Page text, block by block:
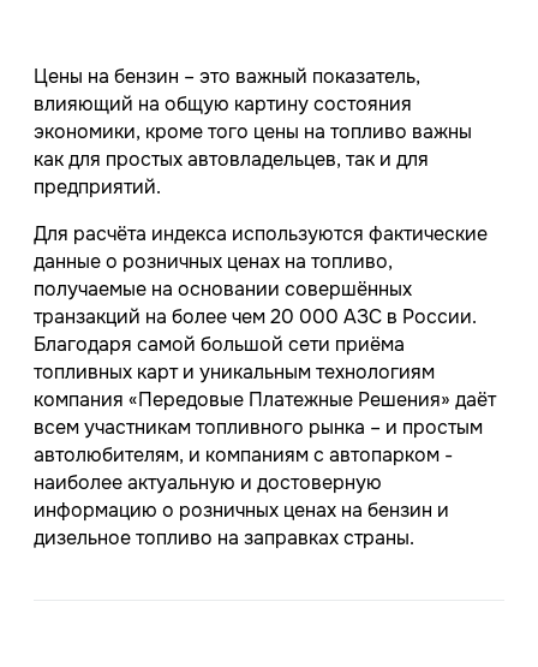
Цены на бензин – это важный показатель,
влияющий на общую картину состояния
экономики, кроме того цены на топливо важны
как для простых автовладельцев, так и для
предприятий.
Для расчёта индекса используются фактические
данные о розничных ценах на топливо,
получаемые на основании совершённых
транзакций на более чем 20 000 АЗС в России.
Благодаря самой большой сети приёма
топливных карт и уникальным технологиям
компания «Передовые Платежные Решения» даёт
всем участникам топливного рынка – и простым
автолюбителям, и компаниям с автопарком -
наиболее актуальную и достоверную
информацию о розничных ценах на бензин и
дизельное топливо на заправках страны.